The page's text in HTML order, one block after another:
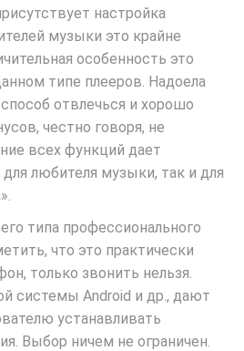
настройка
музыки это крайне
особенность это
типе плееров. Надоела
отвлечься и хорошо
честно говоря, не
всех функций дает
любителя музыки, так и для
типа профессионального
что это практически
только звонить нельзя.
системы Android и др., дают
устанавливать
Выбор ничем не ограничен.